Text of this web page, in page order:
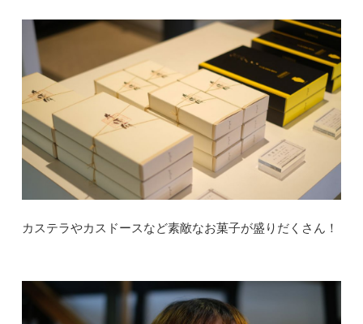
カステラやカスドースなど素敵なお菓子が盛りだくさん！